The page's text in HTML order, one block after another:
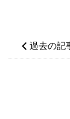
過去の記